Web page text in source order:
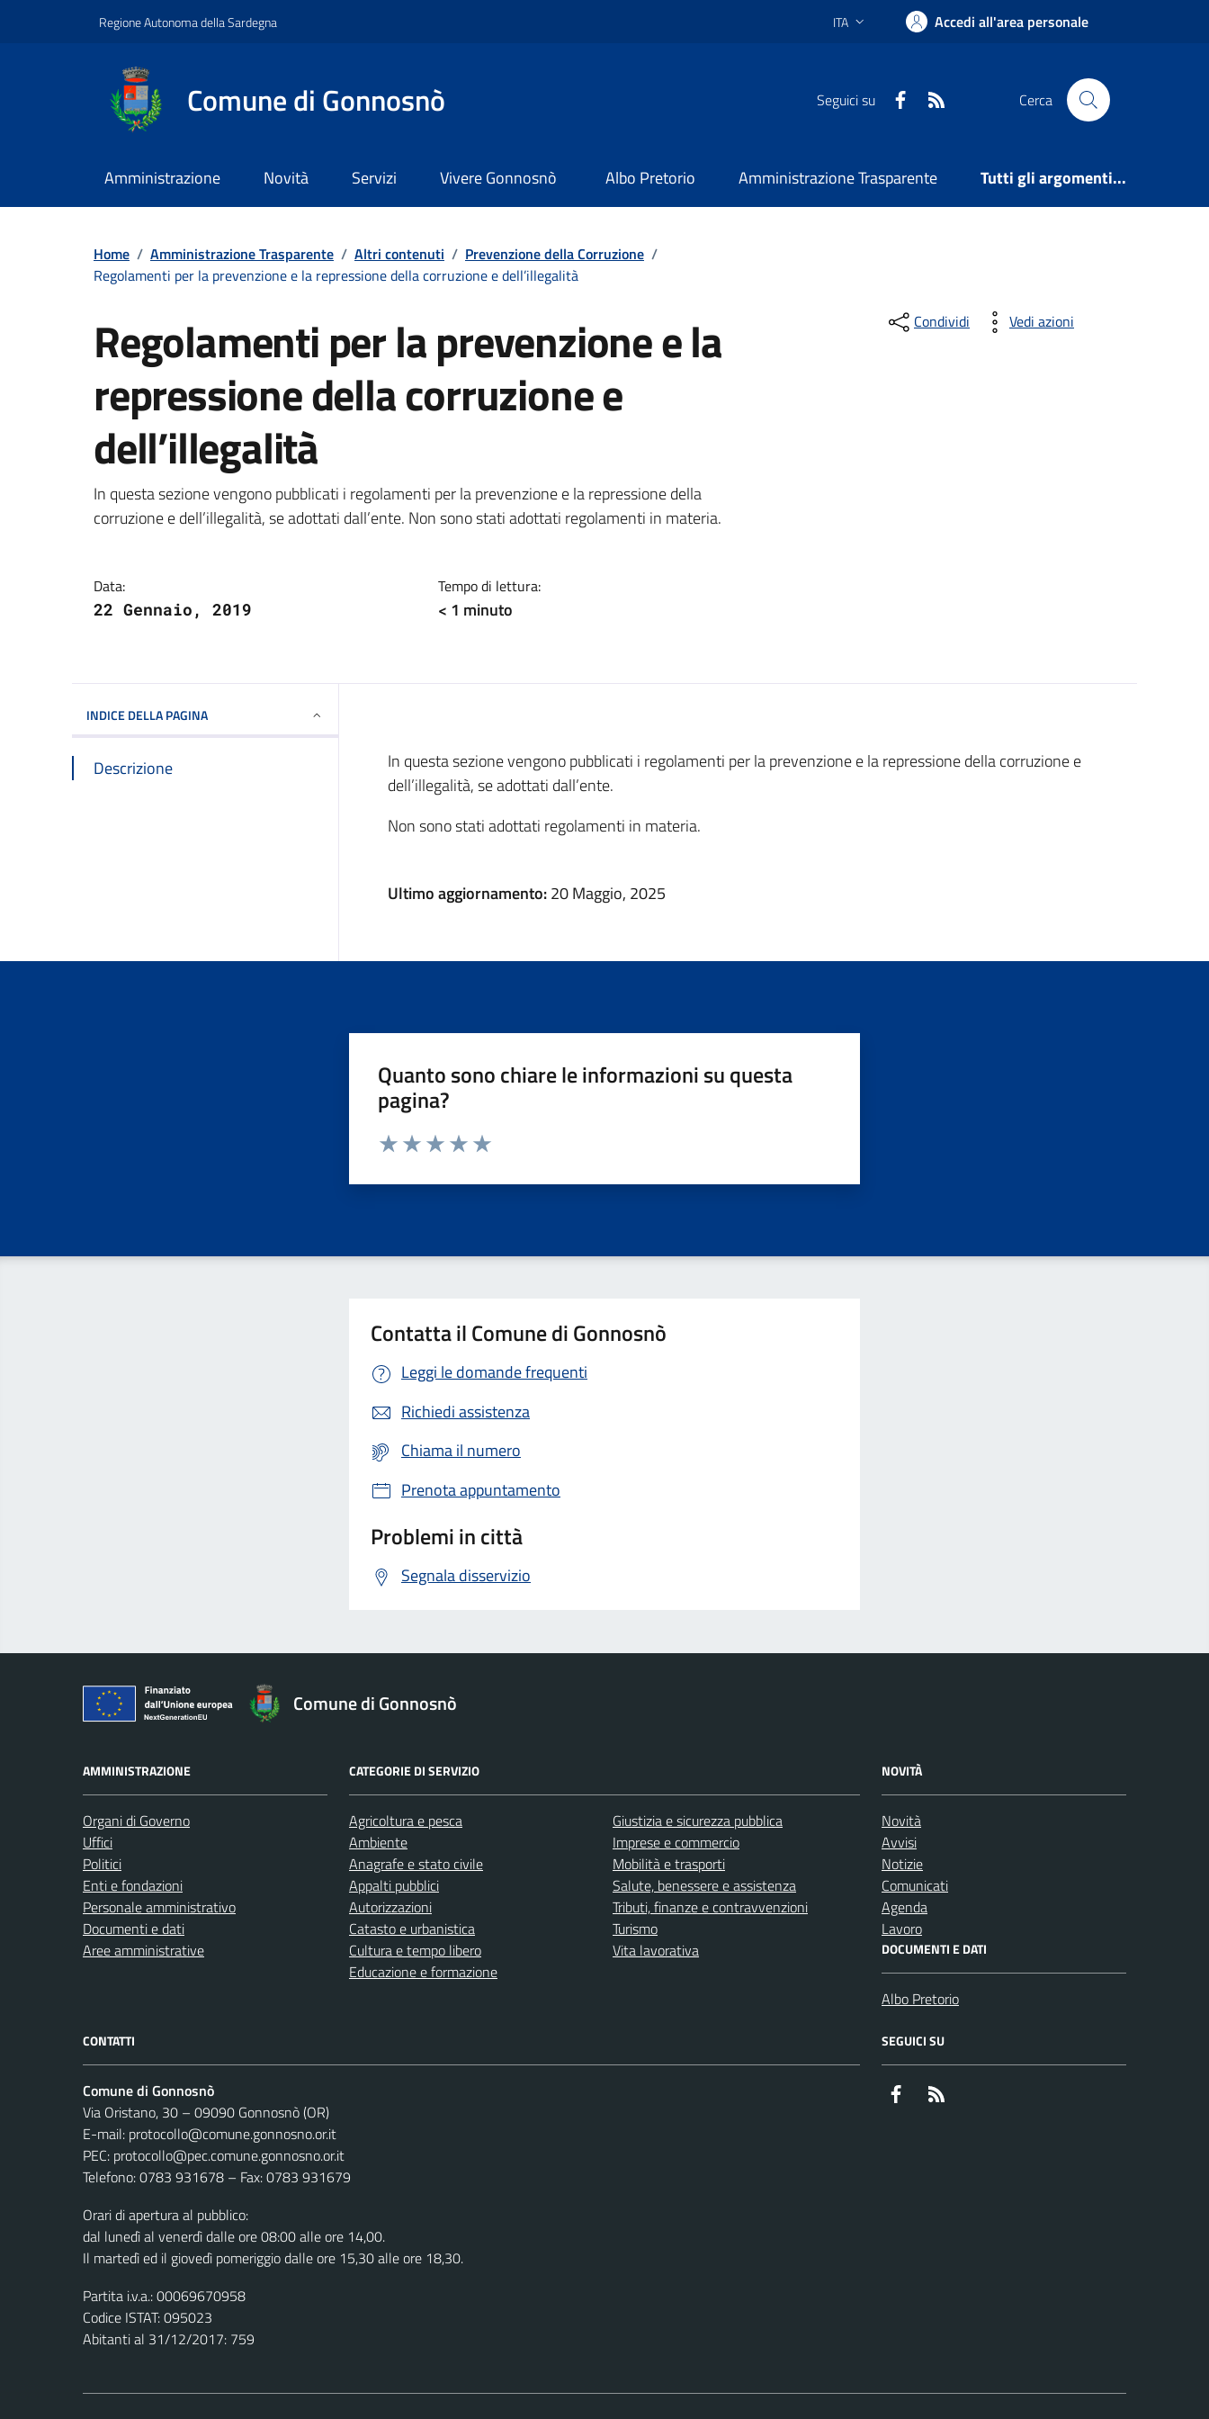
Regione Autonoma della Sardegna Lingua attiva:
ITA Accedi all'area personale
Comune di Gonnosnò Seguici su Facebook Cerca
Amministrazione Novità Servizi Vivere Gonnosnò Albo Pretorio Amministrazione Trasparente Tutti gli argomenti...
Home / Amministrazione Trasparente / Altri contenuti / Prevenzione della Corruzione /
Regolamenti per la prevenzione e la repressione della corruzione e dell’illegalità
Regolamenti per la prevenzione e la
repressione della corruzione e
dell’illegalità
Dettagli della notizia
In questa sezione vengono pubblicati i regolamenti per la prevenzione e la repressione della
corruzione e dell’illegalità, se adottati dall’ente. Non sono stati adottati regolamenti in materia.
Data:
22 Gennaio, 2019
Tempo di lettura:
< 1 minuto
Condividi Vedi azioni
INDICE DELLA PAGINA
Descrizione
In questa sezione vengono pubblicati i regolamenti per la prevenzione e la repressione della corruzione e
dell’illegalità, se adottati dall’ente.
Non sono stati adottati regolamenti in materia.
Ultimo aggiornamento:20 Maggio, 2025
Quanto sono chiare le informazioni su questa
pagina?
Valuta da 1 a 5 stelle la pagina
Contatta il Comune di Gonnosnò
Leggi le domande frequenti
Richiedi assistenza
Chiama il numero
Prenota appuntamento
Problemi in città
Segnala disservizio
Comune di Gonnosnò
AMMINISTRAZIONE
Organi di Governo
Uffici
Politici
Enti e fondazioni
Personale amministrativo
Documenti e dati
Aree amministrative
CATEGORIE DI SERVIZIO
Agricoltura e pesca
Ambiente
Anagrafe e stato civile
Appalti pubblici
Autorizzazioni
Catasto e urbanistica
Cultura e tempo libero
Educazione e formazione
Giustizia e sicurezza pubblica
Imprese e commercio
Mobilità e trasporti
Salute, benessere e assistenza
Tributi, finanze e contravvenzioni
Turismo
Vita lavorativa
NOVITÀ
Novità
Avvisi
Notizie
Comunicati
Agenda
Lavoro
DOCUMENTI E DATI
Albo Pretorio
CONTATTI
Comune di Gonnosnò
Via Oristano, 30 – 09090 Gonnosnò (OR)
E-mail: protocollo@comune.gonnosno.or.it
PEC: protocollo@pec.comune.gonnosno.or.it
Telefono: 0783 931678 – Fax: 0783 931679
Orari di apertura al pubblico:
dal lunedì al venerdì dalle ore 08:00 alle ore 14,00.
Il martedì ed il giovedì pomeriggio dalle ore 15,30 alle ore 18,30.
Partita i.v.a.: 00069670958
Codice ISTAT: 095023
Abitanti al 31/12/2017: 759
SEGUICI SU
Facebook